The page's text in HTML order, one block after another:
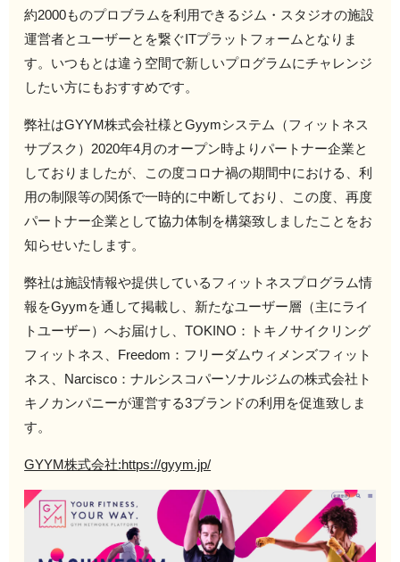
約2000ものプロブラムを利用できるジム・スタジオの施設
運営者とユーザーとを繋ぐITプラットフォームとなりま
す。いつもとは違う空間で新しいプログラムにチャレンジ
したい方にもおすすめです。
弊社はGYYM株式会社様とGyymシステム（フィットネス
サブスク）2020年4月のオープン時よりパートナー企業と
しておりましたが、この度コロナ禍の期間中における、利
用の制限等の関係で一時的に中断しており、この度、再度
パートナー企業として協力体制を構築致しましたことをお
知らせいたします。
弊社は施設情報や提供しているフィットネスプログラム情
報をGyymを通して掲載し、新たなユーザー層（主にライ
トユーザー）へお届けし、TOKINO：トキノサイクリング
フィットネス、Freedom：フリーダムウィメンズフィット
ネス、Narcisco：ナルシスコパーソナルジムの株式会社ト
キノカンパニーが運営する3ブランドの利用を促進致しま
す。
GYYM株式会社:https://gyym.jp/